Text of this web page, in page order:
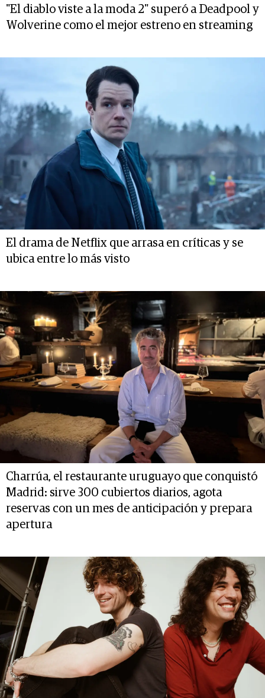
"El diablo viste a la moda 2" superó a Deadpool y
Wolverine como el mejor estreno en streaming
El drama de Netflix que arrasa en críticas y se
ubica entre lo más visto
Charrúa, el restaurante uruguayo que conquistó
Madrid: sirve 300 cubiertos diarios, agota
reservas con un mes de anticipación y prepara
apertura